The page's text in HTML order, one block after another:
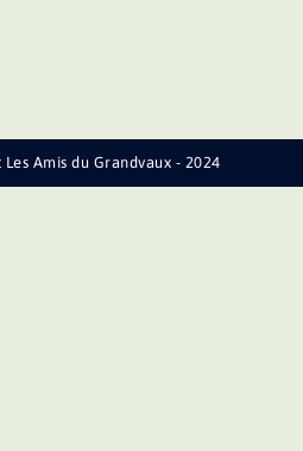
Amis du Grandvaux - 2024